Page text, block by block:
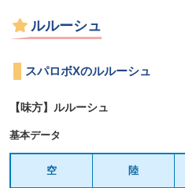
ルルーシュ
スパロボXのルルーシュ
【味方】ルルーシュ
基本データ
空 陸